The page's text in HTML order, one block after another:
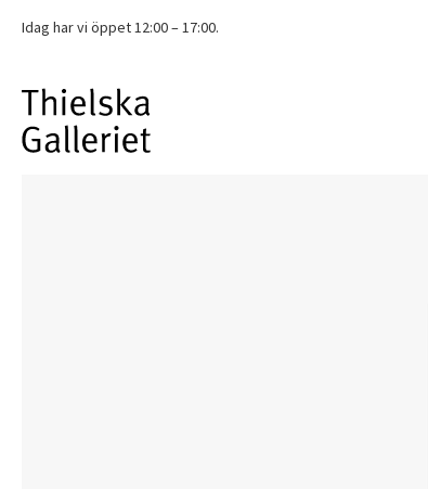
Idag har vi öppet 12:00 – 17:00.